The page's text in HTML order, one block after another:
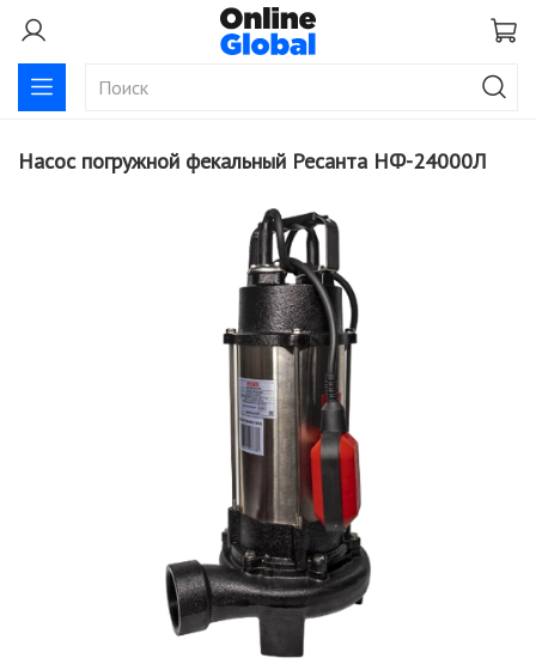
Насос погружной фекальный Ресанта НФ-24000Л